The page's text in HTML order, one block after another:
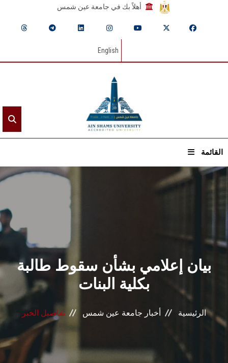
أهلاً بك في جامعة عين شمس
English
القائمة
الرئيسيـة
عن الجامعة
القطاعـات
الشئون الأكاديمية
البحث العلمي
الرعاية الصحية
المراكز والوحدات
بيان إعلامي بشأن سقوط طالبة
بكلية البنات
الرئيسية أخبار جامعة عين شمس تفاصيل الخبر